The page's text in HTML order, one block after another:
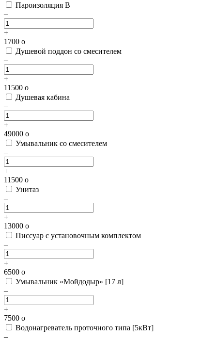
Пароизоляция В
–
+
1700 o
Душевой поддон со смесителем
–
+
11500 o
Душевая кабина
–
+
49000 o
Умывальник со смесителем
–
+
11500 o
Унитаз
–
+
13000 o
Писсуар с установочным комплектом
–
+
6500 o
Умывальник «Мойдодыр» [17 л]
–
+
7500 o
Водонагреватель проточного типа [5кВт]
–